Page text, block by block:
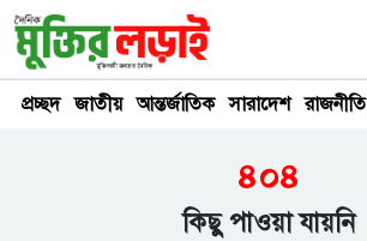
প্রচ্ছদ জাতীয় আন্তর্জাতিক সারাদেশ রাজনীতি
৪০৪
কিছু পাওয়া যায়নি